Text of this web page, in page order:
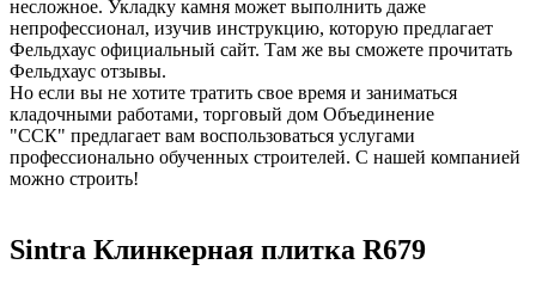
несложное. Укладку камня может выполнить даже
непрофессионал, изучив инструкцию, которую предлагает
Фельдхаус официальный сайт. Там же вы сможете прочитать
Фельдхаус отзывы.
Но если вы не хотите тратить свое время и заниматься
кладочными работами, торговый дом Объединение
"ССК" предлагает вам воспользоваться услугами
профессионально обученных строителей. С нашей компанией
можно строить!
Sintra Клинкерная плитка R679